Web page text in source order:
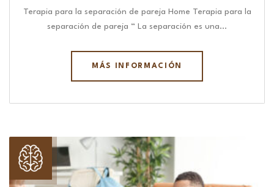
Terapia para la separación de pareja Home Terapia para la
separación de pareja “ La separación es una…
MÁS INFORMACIÓN